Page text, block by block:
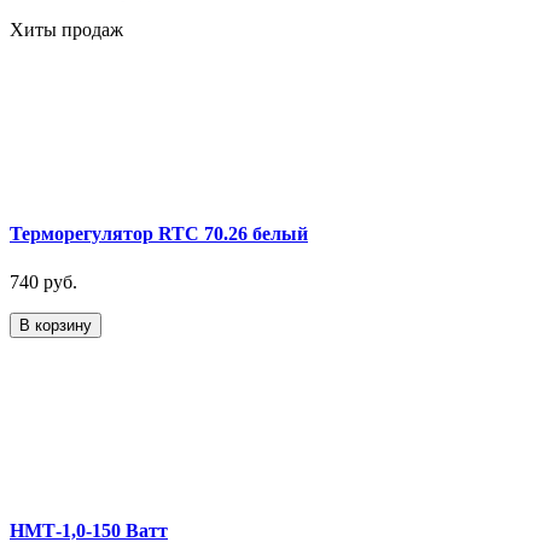
Хиты продаж
Терморегулятор RTC 70.26 белый
740 руб.
В корзину
НМТ-1,0-150 Ватт